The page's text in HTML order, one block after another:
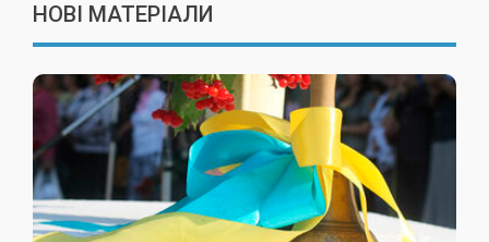
НОВІ МАТЕРІАЛИ